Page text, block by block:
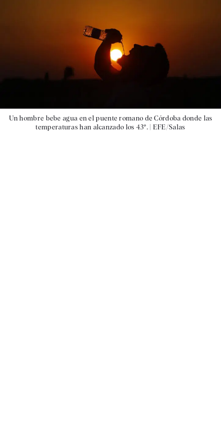
Un hombre bebe agua en el puente romano de Córdoba donde las
temperaturas han alcanzado los 43º. | EFE/Salas